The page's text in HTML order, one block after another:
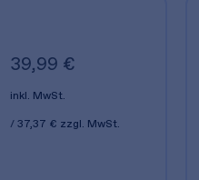
39,99 €
inkl. MwSt.
37,37 € zzgl. MwSt.